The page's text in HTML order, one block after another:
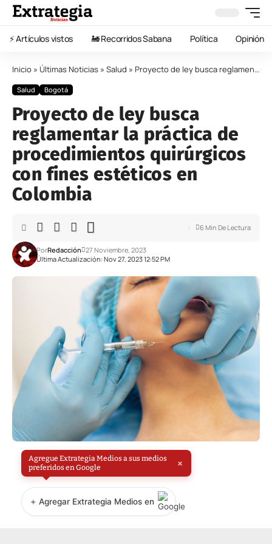
⚡️ Artículos vistos 🚂 Recorridos Sabana Política Opinión
Inicio » Últimas Noticias » Salud » Proyecto de ley busca reglamentar la práctica de procedimientos quirúrgicos con fines estéticos en Colombia
Salud Bogotá
Proyecto de ley busca
reglamentar la práctica de
procedimientos quirúrgicos
con fines estéticos en
Colombia
Última Actualización: Nov 27, 2023 12:52 PM
PorRedacción 27 Noviembre, 2023
6 Min De Lectura
Agregue Extrategia Medios a sus medios
preferidos en Google
×
+ Agregar Extrategia Medios en